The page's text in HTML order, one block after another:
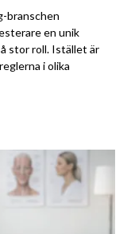
branschen
en unik
stor roll. Istället är
i olika